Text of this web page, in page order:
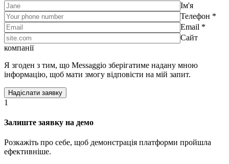
Ім'я
Телефон *
Email *
Сайт
компанії
Я згоден з тим, що Messaggio зберігатиме надану мною
інформацію, щоб мати змогу відповісти на мій запит.
1
Залиште заявку на демо
Розкажіть про себе, щоб демонстрація платформи пройшла
ефективніше.